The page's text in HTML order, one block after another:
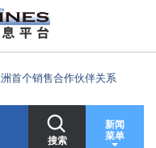
首个销售合作伙伴关系
搜索
新闻
菜单